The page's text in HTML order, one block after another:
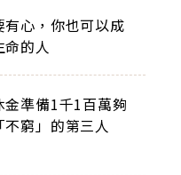
心，你也可以成
的人
準備1千1百萬夠
窮」的第三人